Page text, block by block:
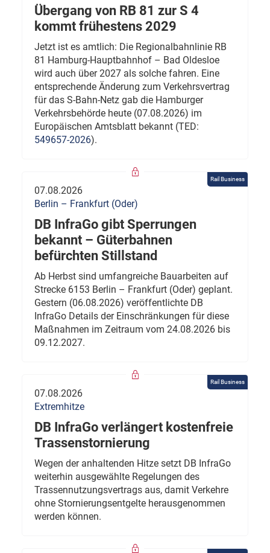
Übergang von RB 81 zur S 4
kommt frühestens 2029
Jetzt ist es amtlich: Die Regionalbahnlinie RB
81 Hamburg-Hauptbahnhof – Bad Oldesloe
wird auch über 2027 als solche fahren. Eine
entsprechende Änderung zum Verkehrsvertrag
für das S-Bahn-Netz gab die Hamburger
Verkehrsbehörde heute (07.08.2026) im
Europäischen Amtsblatt bekannt (TED:
549657-2026).
Rail Business
07.08.2026
Berlin – Frankfurt (Oder)
DB InfraGo gibt Sperrungen
bekannt – Güterbahnen
befürchten Stillstand
Ab Herbst sind umfangreiche Bauarbeiten auf
Strecke 6153 Berlin – Frankfurt (Oder) geplant.
Gestern (06.08.2026) veröffentlichte DB
InfraGo Details der Einschränkungen für diese
Maßnahmen im Zeitraum vom 24.08.2026 bis
09.12.2027.
Rail Business
07.08.2026
Extremhitze
DB InfraGo verlängert kostenfreie
Trassenstornierung
Wegen der anhaltenden Hitze setzt DB InfraGo
weiterhin ausgewählte Regelungen des
Trassennutzungsvertrags aus, damit Verkehre
ohne Stornierungsentgelte herausgenommen
werden können.